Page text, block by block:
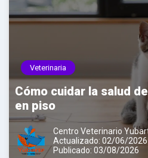
Veterinaria
Cómo cuidar la salud
en piso
Centro Veterinario
Actualizado: 02/06/2026
Publicado: 03/08/2026